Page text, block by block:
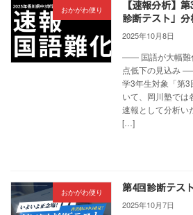
おかがわ便り
【速報分析】
診断テスト」分
2025年10月8日
—— 国語が大幅難
点低下の見込み
学3年生対象「第
いて、岡川塾では
速報として分析い
[…]
おかがわ便り 第4回診断テス
2025年10月7日